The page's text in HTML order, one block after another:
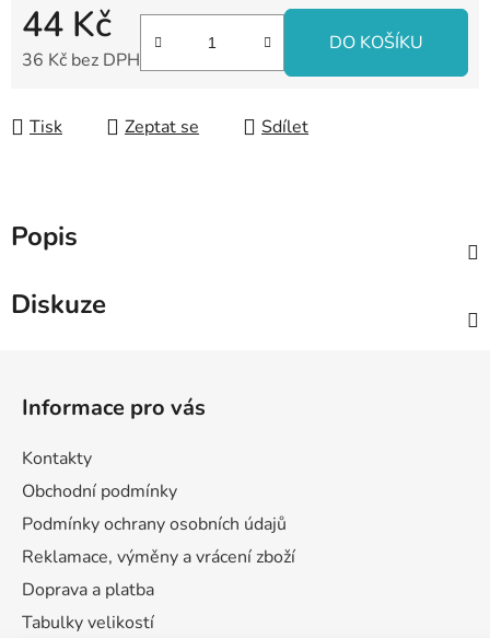
44 Kč
36 Kč bez DPH
DO KOŠÍKU
Tisk Zeptat se Sdílet
Popis
Diskuze
Informace pro vás
Kontakty
Obchodní podmínky
Podmínky ochrany osobních údajů
Reklamace, výměny a vrácení zboží
Doprava a platba
Tabulky velikostí